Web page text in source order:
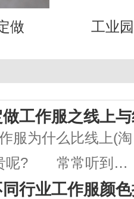
做 工业
工作服之线上
服为什么比线上(淘
呢? 常常听到客
工作服比淘名贵多
行业工作服颜